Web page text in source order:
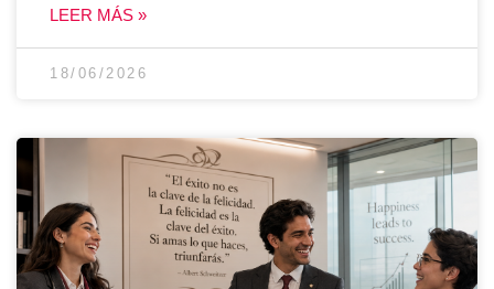
LEER MÁS »
18/06/2026